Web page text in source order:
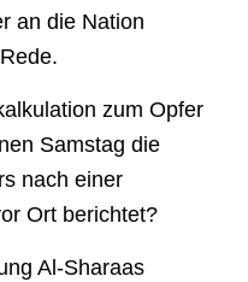
an die Nation
zum Opfer
Samstag die
nach einer
Ort berichtet?
Al-Sharaas